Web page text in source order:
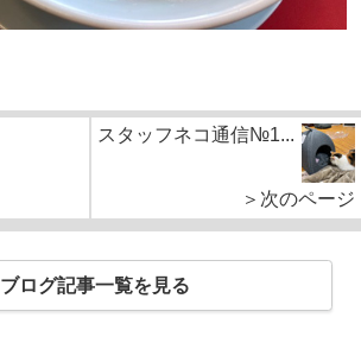
スタッフネコ通信№1...
＞次のページ
ブログ記事一覧を見る